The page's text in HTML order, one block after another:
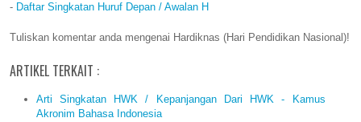
- Daftar Singkatan Huruf Depan / Awalan H
Tuliskan komentar anda mengenai Hardiknas (Hari Pendidikan Nasional)!
ARTIKEL TERKAIT :
Arti Singkatan HWK / Kepanjangan Dari HWK - Kamus
Akronim Bahasa Indonesia